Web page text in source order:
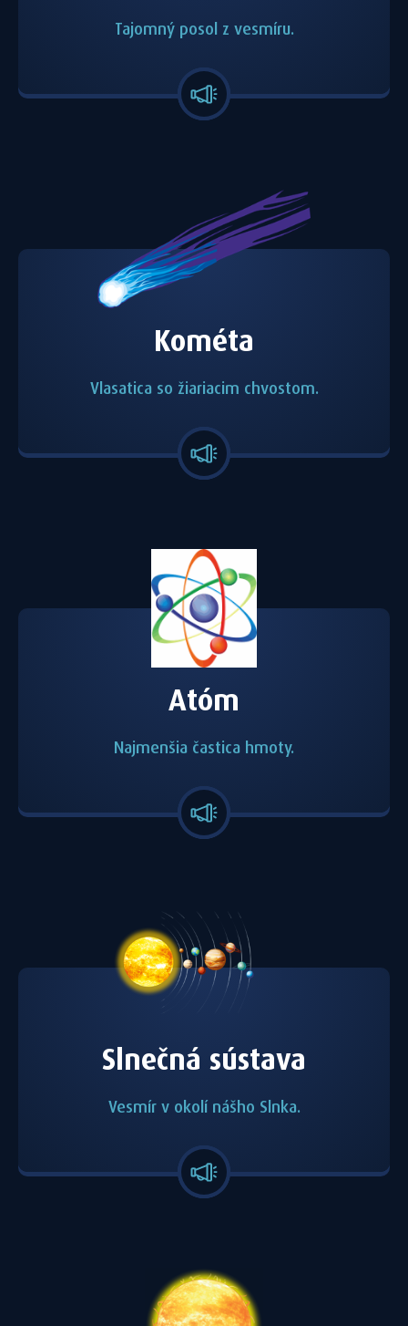
Tajomný posol z vesmíru.
Kométa
Vlasatica so žiariacim chvostom.
Atóm
Najmenšia častica hmoty.
Slnečná sústava
Vesmír v okolí nášho Slnka.